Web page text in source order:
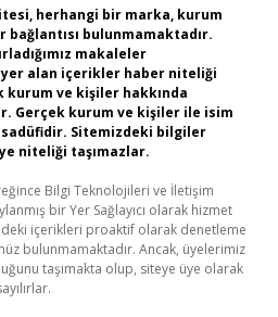
herhangi bir marka, kurum
bulunmamaktadır.
makaleler
yer alan içerikler haber niteliği
kurum ve kişiler hakkında
Gerçek kurum ve kişiler ile isim
Sitemizdeki bilgiler
niteliği taşımazlar.
Bilgi Teknolojileri ve İletişim
bir Yer Sağlayıcı olarak hizmet
içerikleri proaktif olarak denetleme
bulunmamaktadır. Ancak, üyelerimiz
taşımakta olup, siteye üye olarak